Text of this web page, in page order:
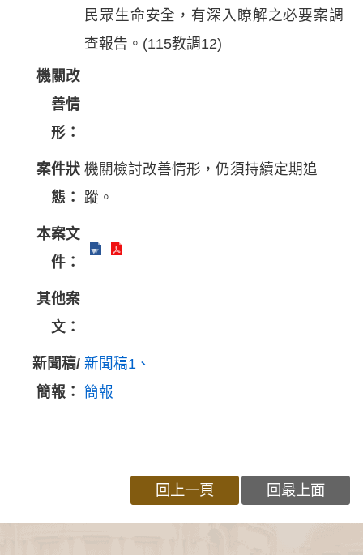
民眾生命安全，有深入瞭解之必要案調
查報告。(115教調12)
機關改
善情
形：
案件狀
態：
機關檢討改善情形，仍須持續定期追
蹤。
本案文
件：
其他案
文：
新聞稿/
簡報：
新聞稿1
簡報
回上一頁 回最上面